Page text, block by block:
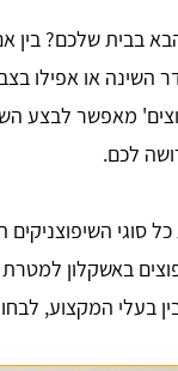
בבית שלכם? בין
השינה או אפילו
מאפשר לבצע
לכם.
סוגי
באשקלון
בעלי המקצוע,